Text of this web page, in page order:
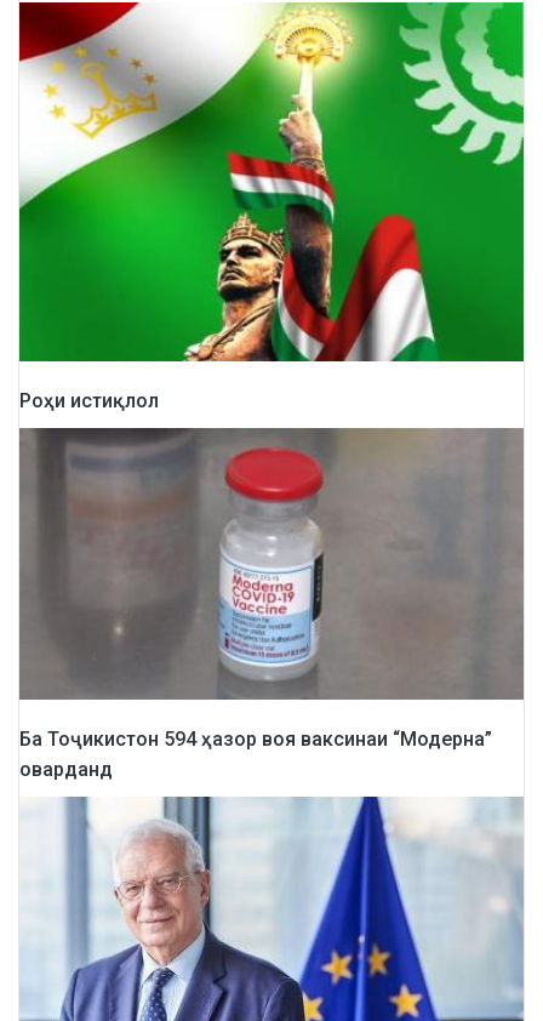
Роҳи истиқлол
Ба Тоҷикистон 594 ҳазор воя ваксинаи “Модерна”
оварданд